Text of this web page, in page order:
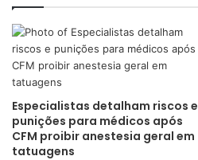
Especialistas detalham riscos e
punições para médicos após
CFM proibir anestesia geral em
tatuagens